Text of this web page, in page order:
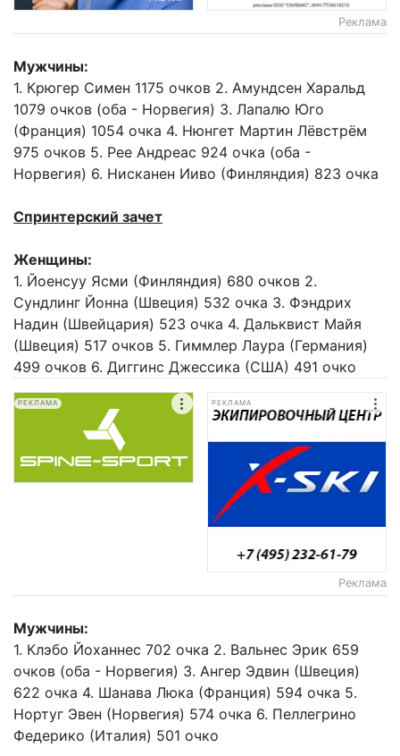
Реклама
Мужчины:
1. Крюгер Симен 1175 очков 2. Амундсен Харальд
1079 очков (оба - Норвегия) 3. Лапалю Юго
(Франция) 1054 очка 4. Нюнгет Мартин Лёвстрём
975 очков 5. Рее Андреас 924 очка (оба -
Норвегия) 6. Нисканен Ииво (Финляндия) 823 очка
Спринтерский зачет
Женщины:
1. Йоенсуу Ясми (Финляндия) 680 очков 2.
Сундлинг Йонна (Швеция) 532 очка 3. Фэндрих
Надин (Швейцария) 523 очка 4. Дальквист Майя
(Швеция) 517 очков 5. Гиммлер Лаура (Германия)
499 очков 6. Диггинс Джессика (США) 491 очко
РЕКЛАМА РЕКЛАМА
Реклама
Мужчины:
1. Клэбо Йоханнес 702 очка 2. Вальнес Эрик 659
очков (оба - Норвегия) 3. Ангер Эдвин (Швеция)
622 очка 4. Шанава Люка (Франция) 594 очка 5.
Нортуг Эвен (Норвегия) 574 очка 6. Пеллегрино
Федерико (Италия) 501 очко